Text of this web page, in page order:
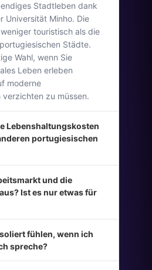
Stadtleben dank
Universität Minho. Die
touristisch als die
Städte.
Wahl, wenn Sie
Leben erleben
moderne
verzichten zu müssen.
Lebenshaltungskosten
portugiesischen
und die
Ist es nur etwas für
fühlen, wenn ich
spreche?